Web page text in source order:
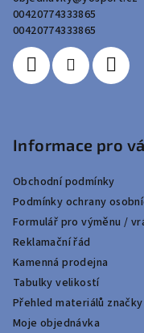
00420774333865
00420774333865
Informace pro
Obchodní podmínky
Podmínky ochrany
Formulář pro výměnu /
Reklamační řád
Kamenná prodejna
Tabulky velikostí
Přehled materiálů značky
Moje objednávka